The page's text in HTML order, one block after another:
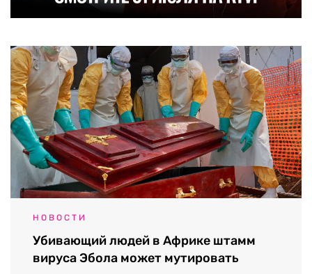
НОВОСТИ
Убивающий людей в Африке штамм
вируса Эбола может мутировать